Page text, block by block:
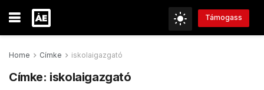
Támogass
Home Címke iskolaigazgató
Címke: iskolaigazgató